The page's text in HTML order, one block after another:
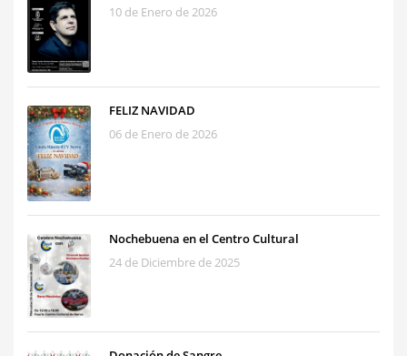
10 de Enero de 2026
FELIZ NAVIDAD
06 de Enero de 2026
Nochebuena en el Centro Cultural
24 de Diciembre de 2025